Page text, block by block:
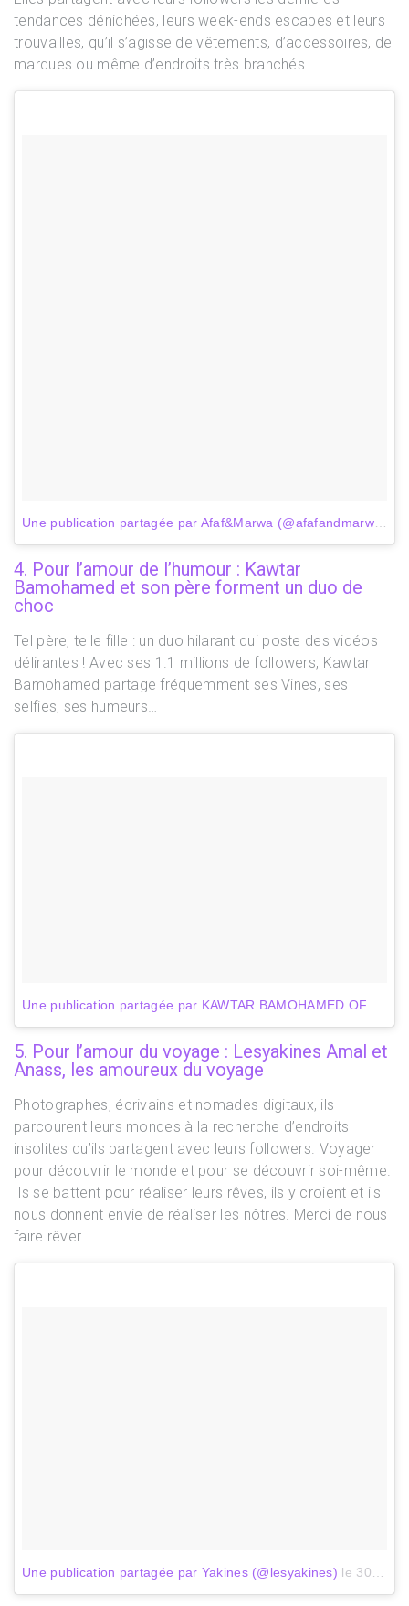
tendances dénichées, leurs week-ends escapes et leurs
trouvailles, qu’il s’agisse de vêtements, d’accessoires, de
marques ou même d’endroits très branchés.
Une publication partagée par Afaf&Marwa (@afafandmarwa)
4. Pour l’amour de l’humour : Kawtar
Bamohamed et son père forment un duo de
choc
Tel père, telle fille : un duo hilarant qui poste des vidéos
délirantes ! Avec ses 1.1 millions de followers, Kawtar
Bamohamed partage fréquemment ses Vines, ses
selfies, ses humeurs…
5. Pour l’amour du voyage : Lesyakines Amal et
Anass, les amoureux du voyage
Photographes, écrivains et nomades digitaux, ils
parcourent leurs mondes à la recherche d’endroits
insolites qu’ils partagent avec leurs followers. Voyager
pour découvrir le monde et pour se découvrir soi-même.
Ils se battent pour réaliser leurs rêves, ils y croient et ils
nous donnent envie de réaliser les nôtres. Merci de nous
faire rêver.
Une publication partagée par Yakines (@lesyakines) le 30 Janv. 2018 à 12 :54 PST